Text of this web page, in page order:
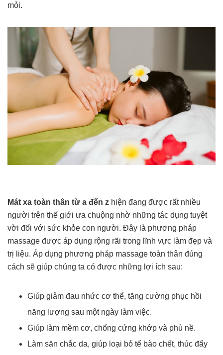
mỏi.
Mát xa toàn thân từ a đến z hiện đang được rất nhiều
người trên thế giới ưa chuộng nhờ những tác dụng tuyệt
vời đối với sức khỏe con người. Đây là phương pháp
massage được áp dụng rộng rãi trong lĩnh vực làm đẹp và
trị liệu. Áp dụng phương pháp massage toàn thân đúng
cách sẽ giúp chúng ta có được những lợi ích sau:
Giúp giảm đau nhức cơ thể, tăng cường phục hồi
năng lượng sau một ngày làm việc.
Giúp làm mềm cơ, chống cứng khớp và phù nề.
Làm săn chắc da, giúp loại bỏ tế bào chết, thúc đẩy